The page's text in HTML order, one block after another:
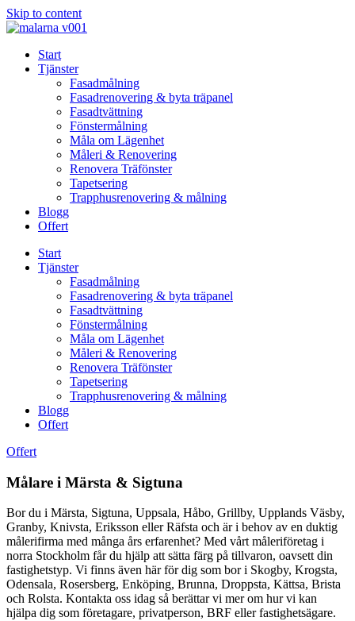
Skip to content
Start
Tjänster
Fasadmålning
Fasadrenovering & byta träpanel
Fasadtvättning
Fönstermålning
Måla om Lägenhet
Måleri & Renovering
Renovera Träfönster
Tapetsering
Trapphusrenovering & målning
Blogg
Offert
Start
Tjänster
Fasadmålning
Fasadrenovering & byta träpanel
Fasadtvättning
Fönstermålning
Måla om Lägenhet
Måleri & Renovering
Renovera Träfönster
Tapetsering
Trapphusrenovering & målning
Blogg
Offert
Offert
Målare i Märsta & Sigtuna
Bor du i Märsta, Sigtuna, Uppsala, Håbo, Grillby, Upplands Väsby,
Granby, Knivsta, Eriksson eller Räfsta och är i behov av en duktig
målerifirma med många års erfarenhet? Med vårt måleriföretag i
norra Stockholm får du hjälp att sätta färg på tillvaron, oavsett din
fastighetstyp. Vi finns även här för dig som bor i Skogby, Krogsta,
Odensala, Rosersberg, Enköping, Brunna, Droppsta, Kättsa, Brista
och Rolsta. Kontakta oss idag så berättar vi mer om hur vi kan
hjälpa dig som företagare, privatperson, BRF eller fastighetsägare.